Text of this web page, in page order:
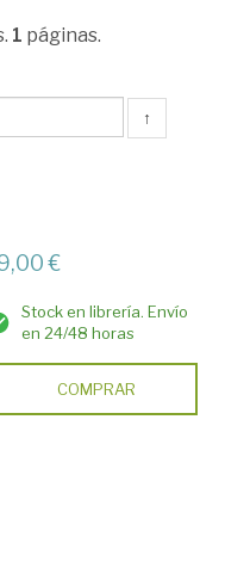
1 páginas.
↑
€
Stock en librería. Envío
en 24/48 horas
COMPRAR